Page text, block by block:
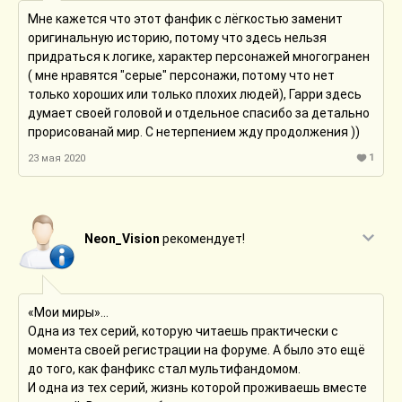
Мне кажется что этот фанфик с лёгкостью заменит
оригинальную историю, потому что здесь нельзя
придраться к логике, характер персонажей многогранен
( мне нравятся "серые" персонажи, потому что нет
только хороших или только плохих людей), Гарри здесь
думает своей головой и отдельное спасибо за детально
прорисованай мир. С нетерпением жду продолжения ))
23 мая 2020 1
Neon_Vision рекомендует!
«Мои миры»...
Одна из тех серий, которую читаешь практически с
момента своей регистрации на форуме. А было это ещё
до того, как фанфикс стал мультифандомом.
И одна из тех серий, жизнь которой проживаешь вместе